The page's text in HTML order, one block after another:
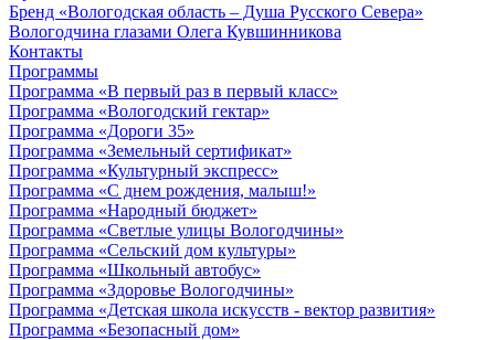
Бренд «Вологодская область – Душа Русского Севера»
Вологодчина глазами Олега Кувшинникова
Контакты
Программы
Программа «В первый раз в первый класс»
Программа «Вологодский гектар»
Программа «Дороги 35»
Программа «Земельный сертификат»
Программа «Культурный экспресс»
Программа «С днем рождения, малыш!»
Программа «Народный бюджет»
Программа «Светлые улицы Вологодчины»
Программа «Сельский дом культуры»
Программа «Школьный автобус»
Программа «Здоровье Вологодчины»
Программа «Детская школа искусств - вектор развития»
Программа «Безопасный дом»